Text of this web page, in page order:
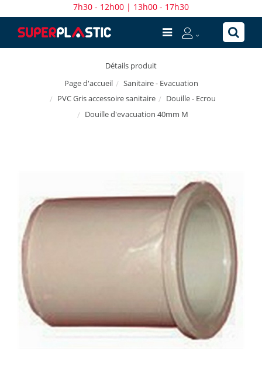
7h30 - 12h00 | 13h00 - 17h30
Détails produit
Page d'accueil
Sanitaire - Evacuation
PVC Gris accessoire sanitaire
Douille - Ecrou
Douille d'evacuation 40mm M